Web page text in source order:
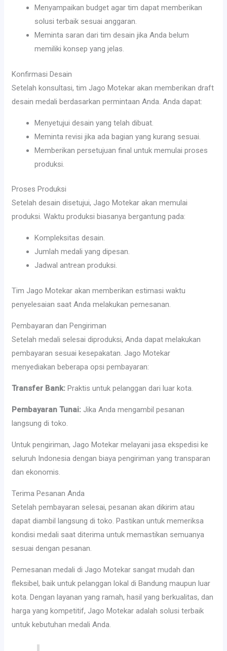
Menyampaikan budget agar tim dapat memberikan
solusi terbaik sesuai anggaran.
Meminta saran dari tim desain jika Anda belum
memiliki konsep yang jelas.
Konfirmasi Desain
Setelah konsultasi, tim Jago Motekar akan memberikan draft
desain medali berdasarkan permintaan Anda. Anda dapat:
Menyetujui desain yang telah dibuat.
Meminta revisi jika ada bagian yang kurang sesuai.
Memberikan persetujuan final untuk memulai proses
produksi.
Proses Produksi
Setelah desain disetujui, Jago Motekar akan memulai
produksi. Waktu produksi biasanya bergantung pada:
Kompleksitas desain.
Jumlah medali yang dipesan.
Jadwal antrean produksi.
Tim Jago Motekar akan memberikan estimasi waktu
penyelesaian saat Anda melakukan pemesanan.
Pembayaran dan Pengiriman
Setelah medali selesai diproduksi, Anda dapat melakukan
pembayaran sesuai kesepakatan. Jago Motekar
menyediakan beberapa opsi pembayaran:
Transfer Bank: Praktis untuk pelanggan dari luar kota.
Pembayaran Tunai: Jika Anda mengambil pesanan
langsung di toko.
Untuk pengiriman, Jago Motekar melayani jasa ekspedisi ke
seluruh Indonesia dengan biaya pengiriman yang transparan
dan ekonomis.
Terima Pesanan Anda
Setelah pembayaran selesai, pesanan akan dikirim atau
dapat diambil langsung di toko. Pastikan untuk memeriksa
kondisi medali saat diterima untuk memastikan semuanya
sesuai dengan pesanan.
Pemesanan medali di Jago Motekar sangat mudah dan
fleksibel, baik untuk pelanggan lokal di Bandung maupun luar
kota. Dengan layanan yang ramah, hasil yang berkualitas, dan
harga yang kompetitif, Jago Motekar adalah solusi terbaik
untuk kebutuhan medali Anda.